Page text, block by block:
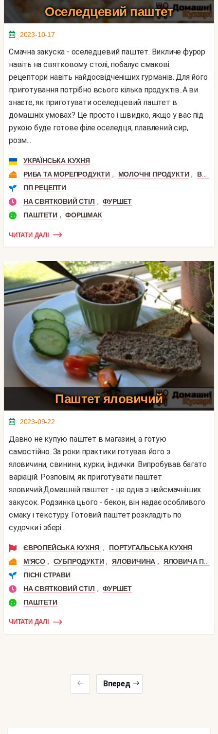
Оселедцевий паштет
2023-10-17
Смачна закуска - оселедцевий паштет. Викличе фурор
навіть на святковому столі, побалує смакові
рецептори навіть найдосвідченіших гурманів. Для його
приготування потрібно всього кілька продуктів..А ви
знаєте, як приготувати оселедцевий паштет в
домашніх умовах? Це просто і швидко, якщо у вас під
рукою буде готове філе оселедця, плавлений сир,
розм...
УКРАЇНСЬКА КУХНЯ
РИБА ТА МОРЕПРОДУКТИ , МОЛОЧНІ ПРОДУКТИ ,
ВЕРШКОВЕ МАСЛО
ПП РЕЦЕПТИ
НА СВЯТКОВИЙ СТІЛ , ФУРШЕТ
ПАШТЕТИ , ФОРШМАК
ЧИТАТИ ДАЛІ
Паштет яловичий
2023-09-22
Давно не купую паштет в магазині, а готую
самостійно. За роки практики готував його з
яловичини, свинини, курки, індички. Випробував багато
варіацій. Розповім, як приготувати паштет
яловичий.Домашній паштет - це одна з найсмачніших
закусок. Родзинка цього - бекон, він надає особливого
смаку і текстуру. Готовий паштет розкладіть по
судочки і збері...
ЄВРОПЕЙСЬКА КУХНЯ ,
ПОРТУГАЛЬСЬКА КУХНЯ
М'ЯСО , СУБПРОДУКТИ , ЯЛОВИЧИНА ,
ЯЛОВИЧА ПЕЧІНКА
ПІСНІ СТРАВИ
НА СВЯТКОВИЙ СТІЛ , ФУРШЕТ
ПАШТЕТИ
ЧИТАТИ ДАЛІ
Вперед